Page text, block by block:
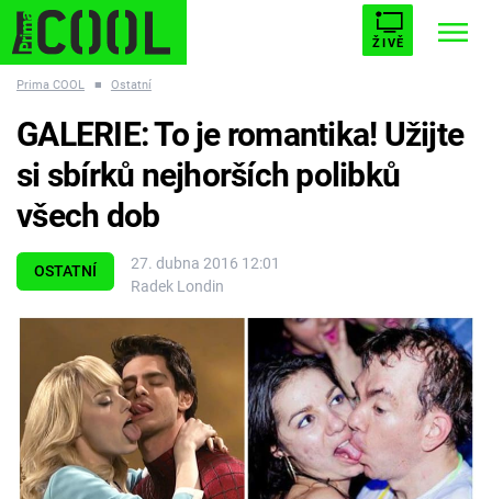
ŽIVĚ
ESCAPE PLNEJ KOTEL AVENGERS 5
Témata
Filmy
Seriály
Hry
Prima COOL ■ Ostatní
OSTATNÍ
27. dubna 2016 12:01
Radek Londin
GALERIE: To je romantika! Užijte
si sbírků nejhorších polibků
všech dob